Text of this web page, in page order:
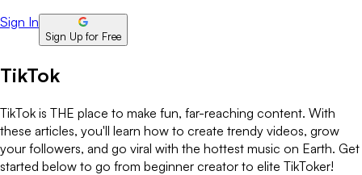
Sign In
Sign Up for Free
TikTok
TikTok is THE place to make fun, far-reaching content. With
these articles, you'll learn how to create trendy videos, grow
your followers, and go viral with the hottest music on Earth. Get
started below to go from beginner creator to elite TikToker!